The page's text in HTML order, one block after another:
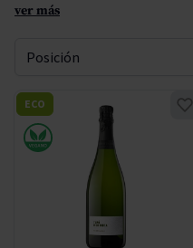
ver más
Ordenar por
ECO